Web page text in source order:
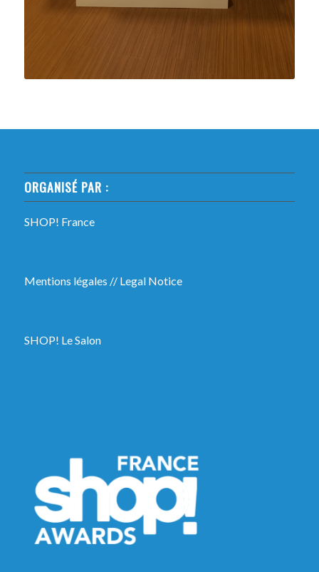
ORGANISÉ PAR :
SHOP! France
Mentions légales // Legal Notice
SHOP! Le Salon